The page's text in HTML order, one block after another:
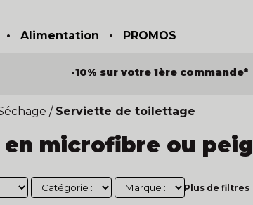
• Alimentation • PROMOS
-10% sur votre 1ère commande*
/ Serviette de toilettage
microfibre ou
Plus de filtres